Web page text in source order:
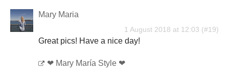
Mary Maria
1 August 2018 at 12:03
Great pics! Have a nice day!
❤ Mary María Style ❤